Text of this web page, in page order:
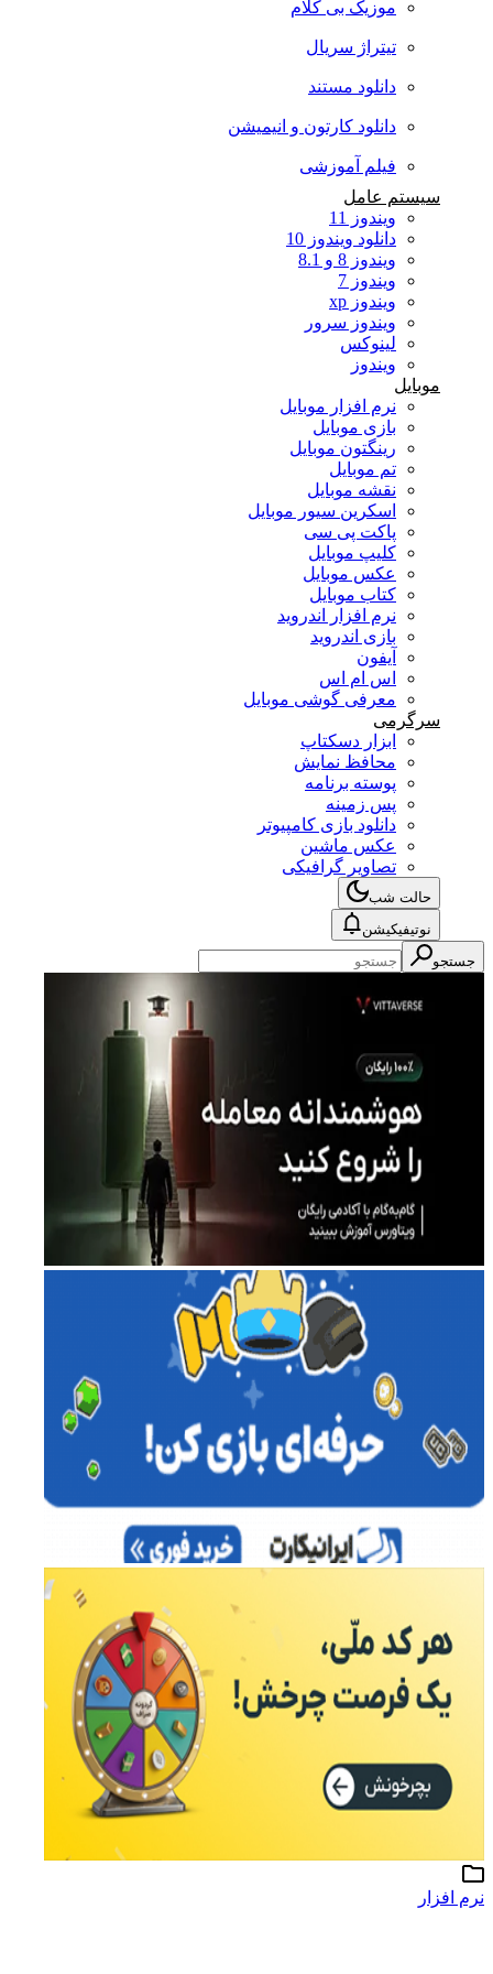
موزیک بی کلام
تیتراژ سریال
دانلود مستند
دانلود کارتون و انیمیشن
فیلم آموزشی
سیستم عامل
ویندوز 11
دانلود ویندوز 10
ویندوز 8 و 8.1
ویندوز 7
ویندوز xp
ویندوز سرور
لینوکس
ویندوز
موبایل
نرم افزار موبایل
بازی موبایل
رینگتون موبایل
تم موبایل
نقشه موبایل
اسکرین سیور موبایل
پاکت پی سی
کلیپ موبایل
عکس موبایل
کتاب موبایل
نرم افزار اندروید
بازی اندروید
آیفون
اس ام اس
معرفی گوشی موبایل
سرگرمی
ابزار دسکتاپ
محافظ نمایش
پوسته برنامه
پس زمینه
دانلود بازی کامپیوتر
عکس ماشین
تصاویر گرافیکی
حالت شب
نوتیفیکیشن
جستجو
نرم افزار